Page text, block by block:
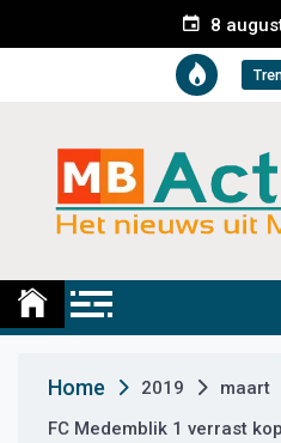
e
t
8
Medemblik
Home 2019 maart
FC Medemblik 1 verrast